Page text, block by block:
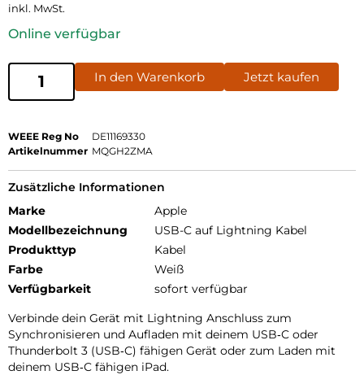
inkl. MwSt.
Online verfügbar
In den Warenkorb Jetzt kaufen
WEEE Reg No
DE11169330
Artikelnummer MQGH2ZMA
Zusätzliche Informationen
Marke
Apple
Modellbezeichnung
USB-C auf Lightning Kabel
Produkttyp
Kabel
Farbe
Weiß
Verfügbarkeit
sofort verfügbar
Verbinde dein Gerät mit Lightning Anschluss zum
Synchronisieren und Aufladen mit deinem USB‑C oder
Thunderbolt 3 (USB‑C) fähigen Gerät oder zum Laden mit
deinem USB‑C fähigen iPad.